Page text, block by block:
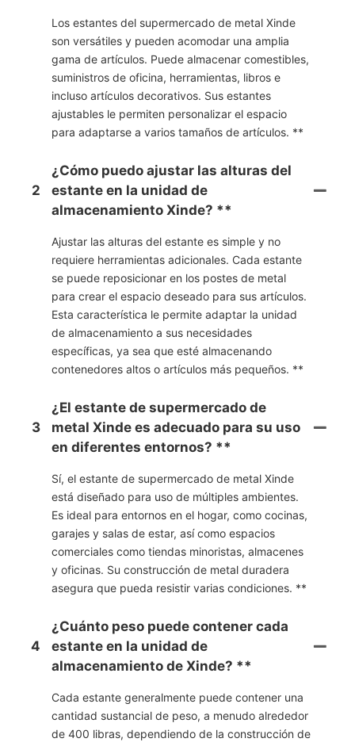
Los estantes del supermercado de metal Xinde
son versátiles y pueden acomodar una amplia
gama de artículos. Puede almacenar comestibles,
suministros de oficina, herramientas, libros e
incluso artículos decorativos. Sus estantes
ajustables le permiten personalizar el espacio
para adaptarse a varios tamaños de artículos. **
2
¿Cómo puedo ajustar las alturas del
estante en la unidad de
almacenamiento Xinde? **
Ajustar las alturas del estante es simple y no
requiere herramientas adicionales. Cada estante
se puede reposicionar en los postes de metal
para crear el espacio deseado para sus artículos.
Esta característica le permite adaptar la unidad
de almacenamiento a sus necesidades
específicas, ya sea que esté almacenando
contenedores altos o artículos más pequeños. **
3
¿El estante de supermercado de
metal Xinde es adecuado para su uso
en diferentes entornos? **
Sí, el estante de supermercado de metal Xinde
está diseñado para uso de múltiples ambientes.
Es ideal para entornos en el hogar, como cocinas,
garajes y salas de estar, así como espacios
comerciales como tiendas minoristas, almacenes
y oficinas. Su construcción de metal duradera
asegura que pueda resistir varias condiciones. **
4
¿Cuánto peso puede contener cada
estante en la unidad de
almacenamiento de Xinde? **
Cada estante generalmente puede contener una
cantidad sustancial de peso, a menudo alrededor
de 400 libras, dependiendo de la construcción de